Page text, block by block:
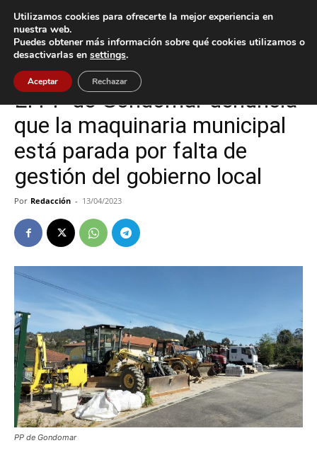
Inicio Gondomar
Gondomar Política
El PP de Gondomar denuncia
que la maquinaria municipal
está parada por falta de
gestión del gobierno local
Por Redacción - 13/04/2023
PP de Gondomar
Utilizamos cookies para ofrecerte la mejor experiencia en
nuestra web.
Puedes obtener más información sobre qué cookies utilizamos o
desactivarlas en settings.
Aceptar Rechazar